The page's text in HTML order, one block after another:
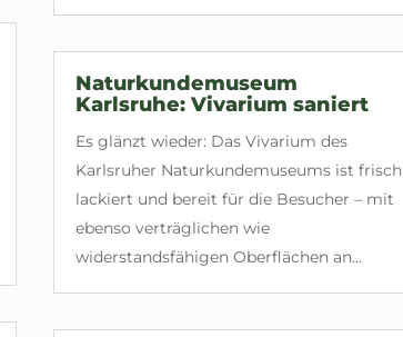
Naturkundemuseum
Karlsruhe: Vivarium saniert
Es glänzt wieder: Das Vivarium des
Karlsruher Naturkundemuseums ist frisch
lackiert und bereit für die Besucher – mit
ebenso verträglichen wie
widerstandsfähigen Oberflächen an...